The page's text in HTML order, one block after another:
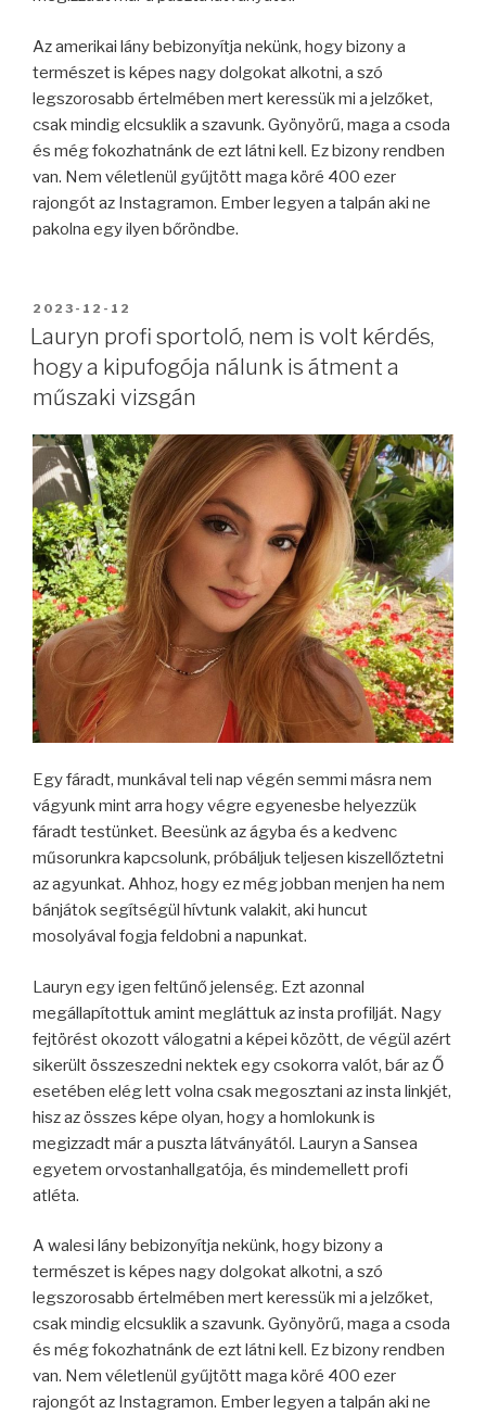
Az amerikai lány bebizonyítja nekünk, hogy bizony a
természet is képes nagy dolgokat alkotni, a szó
legszorosabb értelmében mert keressük mi a jelzőket,
csak mindig elcsuklik a szavunk. Gyönyörű, maga a csoda
és még fokozhatnánk de ezt látni kell. Ez bizony rendben
van. Nem véletlenül gyűjtött maga köré 400 ezer
rajongót az Instagramon. Ember legyen a talpán aki ne
pakolna egy ilyen bőröndbe.
BEKÜLDVE:
2023-12-12
Lauryn profi sportoló, nem is volt kérdés,
hogy a kipufogója nálunk is átment a
műszaki vizsgán
Egy fáradt, munkával teli nap végén semmi másra nem
vágyunk mint arra hogy végre egyenesbe helyezzük
fáradt testünket. Beesünk az ágyba és a kedvenc
műsorunkra kapcsolunk, próbáljuk teljesen kiszellőztetni
az agyunkat. Ahhoz, hogy ez még jobban menjen ha nem
bánjátok segítségül hívtunk valakit, aki huncut
mosolyával fogja feldobni a napunkat.
Lauryn egy igen feltűnő jelenség. Ezt azonnal
megállapítottuk amint megláttuk az insta profilját. Nagy
fejtörést okozott válogatni a képei között, de végül azért
sikerült összeszedni nektek egy csokorra valót, bár az Ő
esetében elég lett volna csak megosztani az insta linkjét,
hisz az összes képe olyan, hogy a homlokunk is
megizzadt már a puszta látványától. Lauryn a Sansea
egyetem orvostanhallgatója, és mindemellett profi
atléta.
A walesi lány bebizonyítja nekünk, hogy bizony a
természet is képes nagy dolgokat alkotni, a szó
legszorosabb értelmében mert keressük mi a jelzőket,
csak mindig elcsuklik a szavunk. Gyönyörű, maga a csoda
és még fokozhatnánk de ezt látni kell. Ez bizony rendben
van. Nem véletlenül gyűjtött maga köré 400 ezer
rajongót az Instagramon. Ember legyen a talpán aki ne